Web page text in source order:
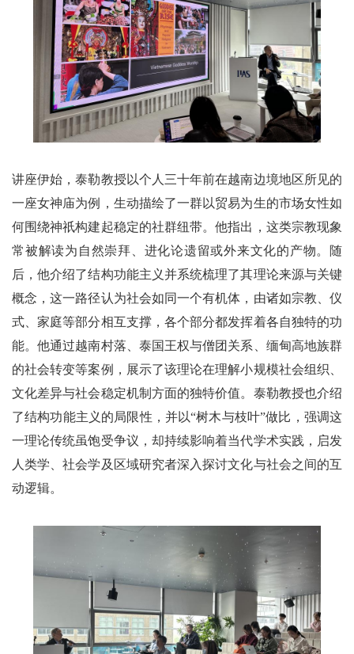
讲座伊始，泰勒教授以个人三十年前在越南边境地区所见的
一座女神庙为例，生动描绘了一群以贸易为生的市场女性如
何围绕神祇构建起稳定的社群纽带。他指出，这类宗教现象
常被解读为自然崇拜、进化论遗留或外来文化的产物。随
后，他介绍了结构功能主义并系统梳理了其理论来源与关键
概念，这一路径认为社会如同一个有机体，由诸如宗教、仪
式、家庭等部分相互支撑，各个部分都发挥着各自独特的功
能。他通过越南村落、泰国王权与僧团关系、缅甸高地族群
的社会转变等案例，展示了该理论在理解小规模社会组织、
文化差异与社会稳定机制方面的独特价值。泰勒教授也介绍
了结构功能主义的局限性，并以“树木与枝叶”做比，强调这
一理论传统虽饱受争议，却持续影响着当代学术实践，启发
人类学、社会学及区域研究者深入探讨文化与社会之间的互
动逻辑。